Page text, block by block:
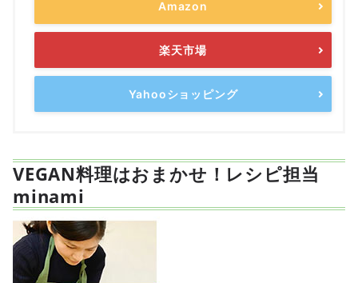
Amazon
楽天市場
Yahooショッピング
VEGAN料理はおまかせ！レシピ担当
minami